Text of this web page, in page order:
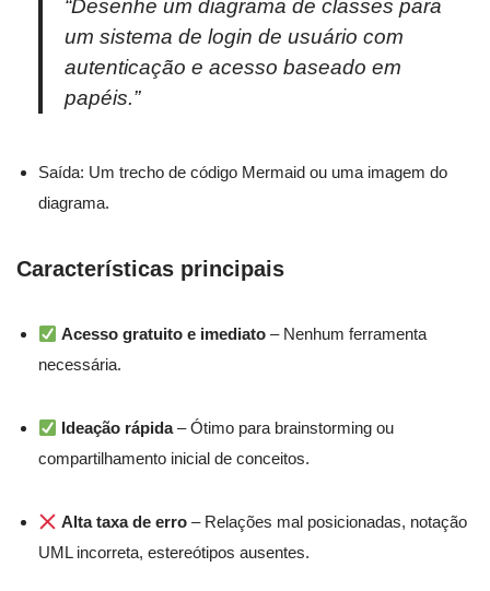
“Desenhe um diagrama de classes para
um sistema de login de usuário com
autenticação e acesso baseado em
papéis.”
Saída: Um trecho de código Mermaid ou uma imagem do
diagrama.
Características principais
Acesso gratuito e imediato – Nenhum ferramenta
necessária.
Ideação rápida– Ótimo para brainstorming ou
compartilhamento inicial de conceitos.
Alta taxa de erro – Relações mal posicionadas, notação
UML incorreta, estereótipos ausentes.